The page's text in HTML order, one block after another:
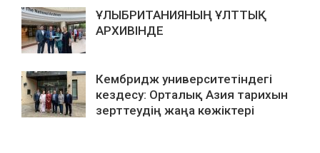
ҰЛЫБРИТАНИЯНЫҢ ҰЛТТЫҚ
АРХИВІНДЕ
Кембридж университетіндегі
кездесу: Орталық Азия тарихын
зерттеудің жаңа көжіктері